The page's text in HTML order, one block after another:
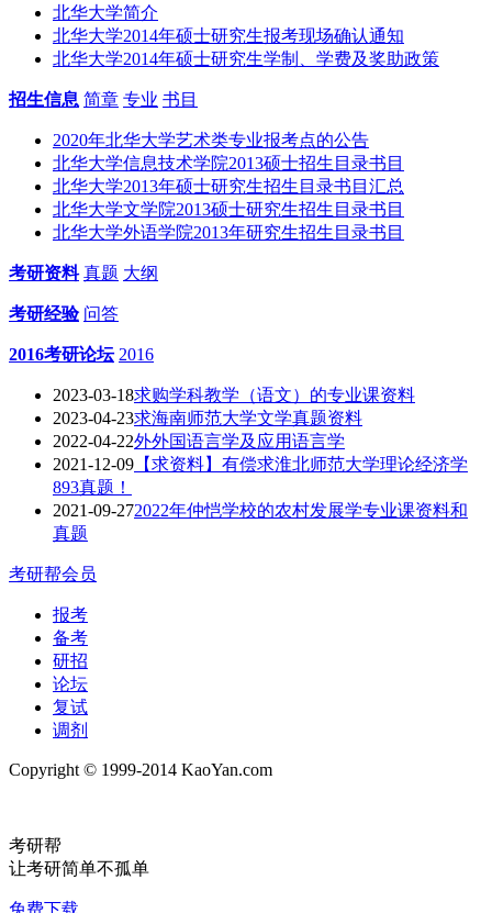
北华大学简介
北华大学2014年硕士研究生报考现场确认通知
北华大学2014年硕士研究生学制、学费及奖助政策
招生信息 简章 专业 书目
2020年北华大学艺术类专业报考点的公告
北华大学信息技术学院2013硕士招生目录书目
北华大学2013年硕士研究生招生目录书目汇总
北华大学文学院2013硕士研究生招生目录书目
北华大学外语学院2013年研究生招生目录书目
考研资料 真题 大纲
考研经验 问答
2016考研论坛 2016
2023-03-18求购学科教学（语文）的专业课资料
2023-04-23求海南师范大学文学真题资料
2022-04-22外外国语言学及应用语言学
2021-12-09 【求资料】有偿求淮北师范大学理论经济学
893真题！
2021-09-272022年仲恺学校的农村发展学专业课资料和
真题
考研帮会员
报考
备考
研招
论坛
复试
调剂
Copyright © 1999-2014 KaoYan.com
考研帮
让考研简单不孤单
免费下载